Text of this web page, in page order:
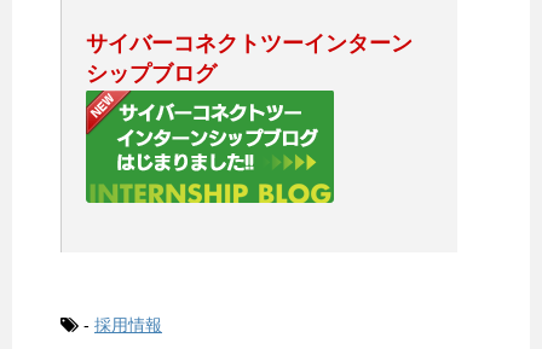
サイバーコネクトツーインターン
シップブログ
- 採用情報